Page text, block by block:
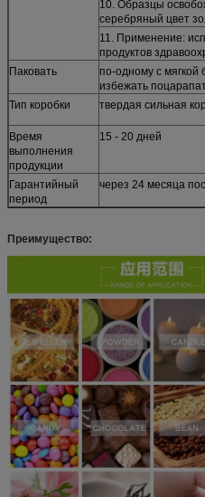
10. Образцы
серебряный цвет
11. Применение:
продуктов
Паковать
по-одному с мягкой
избежать
Тип коробки
твердая сильная
Время
выполнения
продукции
15 - 20 дней
Гарантийный
период
через 24 месяца
Преимущество: